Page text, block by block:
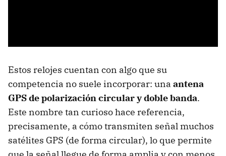
Estos relojes cuentan con algo que su
competencia no suele incorporar: una antena
GPS de polarización circular y doble banda.
Este nombre tan curioso hace referencia,
precisamente, a cómo transmiten señal muchos
satélites GPS (de forma circular), lo que permite